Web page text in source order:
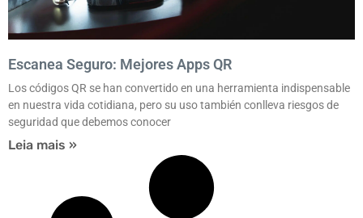
Escanea Seguro: Mejores Apps QR
Los códigos QR se han convertido en una herramienta indispensable
en nuestra vida cotidiana, pero su uso también conlleva riesgos de
seguridad que debemos conocer
Leia mais »